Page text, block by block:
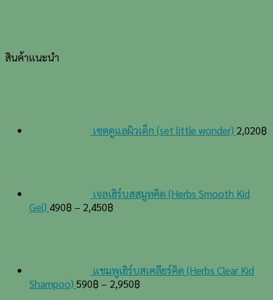
สินค้าแนะนำ
เซตดูแลผิวเด็ก (set little wonder) 2,020฿
เจลเฮิร์บสสมูทคิด (Herbs Smooth Kid
Gel) 490฿ – 2,450฿
แชมพูเฮิร์บสเคลียร์คิด (Herbs Clear Kid
Shampoo) 590฿ – 2,950฿